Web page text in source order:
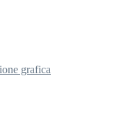
grafica